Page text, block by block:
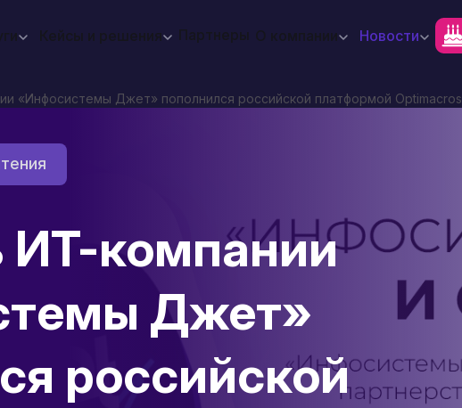
Кейсы и решения Партнеры О компании Новости
«Инфосистемы Джет» пополнился российской платформой Optimacros
ИТ-компании
Джет»
российской